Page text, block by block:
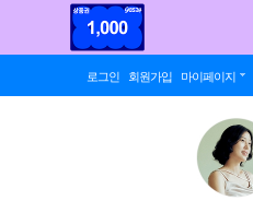
로그인 회원가입 마이페이지